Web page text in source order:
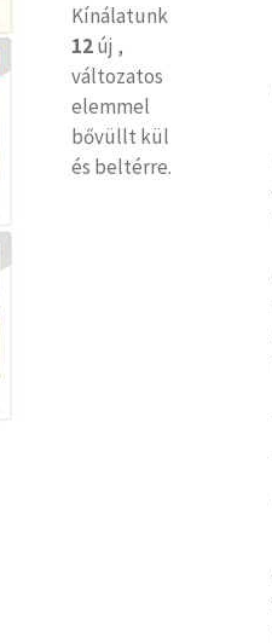
Kínálatunk
12új ,
változatos
elemmel
bővüllt kül
és beltérre.